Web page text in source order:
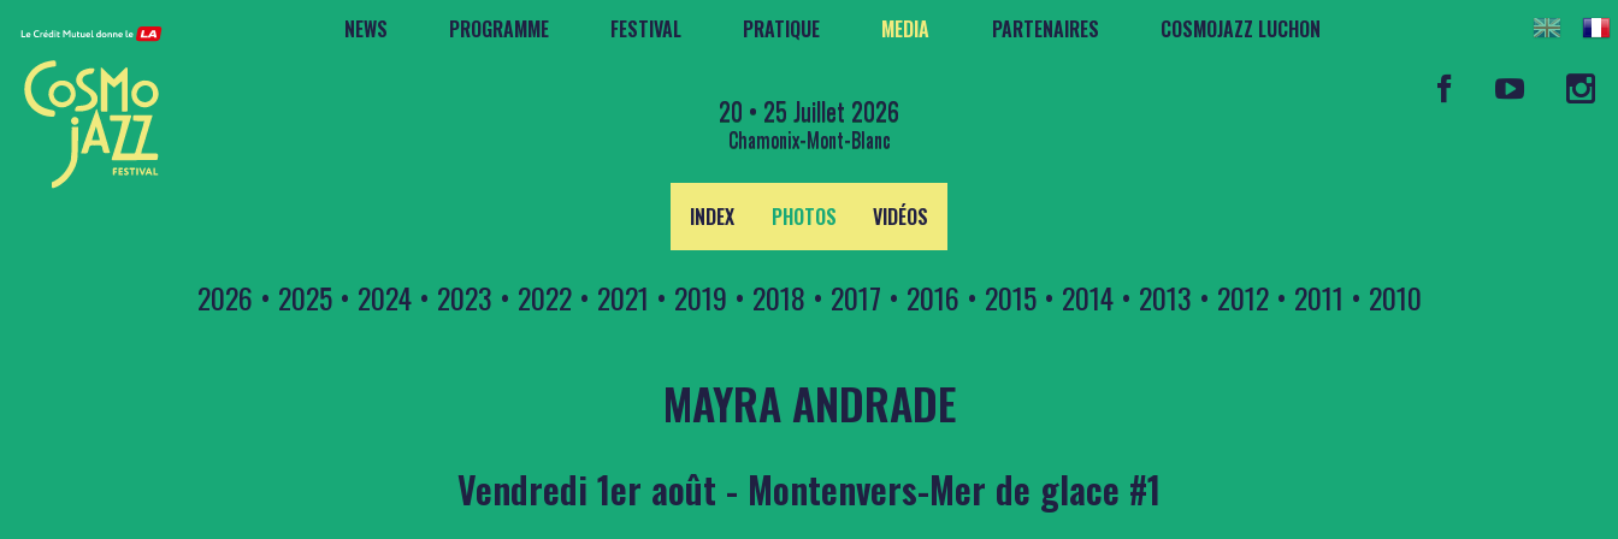
NEWS PROGRAMME FESTIVAL PRATIQUE MEDIA PARTENAIRES COSMOJAZZ LUCHON
20 • 25 Juillet 2026
Chamonix-Mont-Blanc
INDEX PHOTOS VIDÉOS
2026 • 2025• 2024• 2023 • 2022• 2021 • 2019 • 2018 • 2017 • 2016 • 2015• 2014• 2013 • 2012• 2011 • 2010
MAYRA ANDRADE
Vendredi 1er août - Montenvers-Mer de glace #1